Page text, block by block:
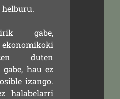
gabe,
duten
hau ez
izango.
halabelarri